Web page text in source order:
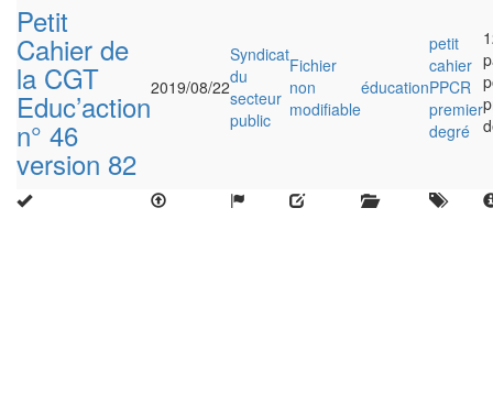
Petit
Cahier de
la CGT
Educ’action
n° 46
version 82
2019/08/22
Syndicat
du
secteur
public
Fichier
non
modifiable
éducation
petit
cahier
PPCR
premier
degré